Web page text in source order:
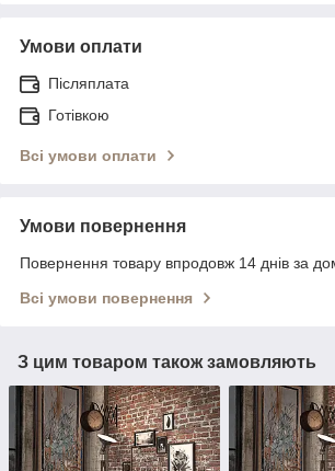
Умови оплати
Післяплата
Готівкою
Всі умови оплати
Умови повернення
Повернення товару впродовж 14 днів за
Всі умови повернення
З цим товаром також замовляють